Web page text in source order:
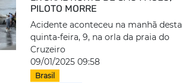
PILOTO MORRE
Acidente aconteceu na manhã desta
quinta-feira, 9, na orla da praia do
Cruzeiro
09/01/2025 09:58
Brasil